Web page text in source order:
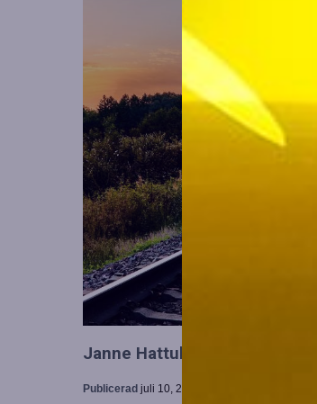
Janne Hattula tillträder som
Publicerad juli 10, 2026